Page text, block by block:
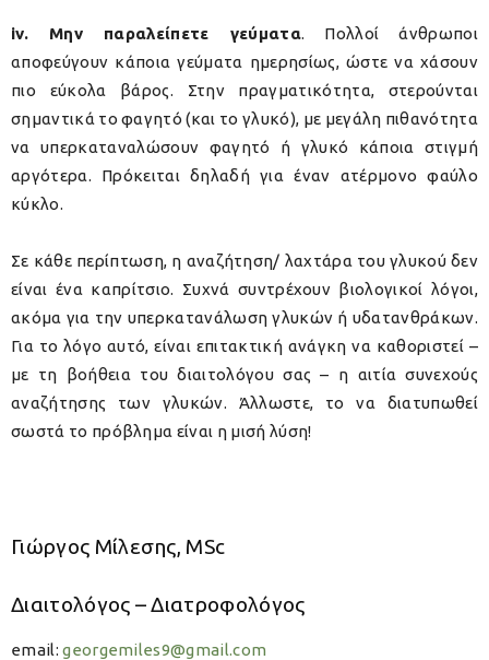
iv. Μην παραλείπετε γεύματα. Πολλοί άνθρωποι
αποφεύγουν κάποια γεύματα ημερησίως, ώστε να χάσουν
πιο εύκολα βάρος. Στην πραγματικότητα, στερούνται
σημαντικά το φαγητό (και το γλυκό), με μεγάλη πιθανότητα
να υπερκαταναλώσουν φαγητό ή γλυκό κάποια στιγμή
αργότερα. Πρόκειται δηλαδή για έναν ατέρμονο φαύλο
κύκλο.
Σε κάθε περίπτωση, η αναζήτηση/ λαχτάρα του γλυκού δεν
είναι ένα καπρίτσιο. Συχνά συντρέχουν βιολογικοί λόγοι,
ακόμα για την υπερκατανάλωση γλυκών ή υδατανθράκων.
Για το λόγο αυτό, είναι επιτακτική ανάγκη να καθοριστεί –
με τη βοήθεια του διαιτολόγου σας – η αιτία συνεχούς
αναζήτησης των γλυκών. Άλλωστε, το να διατυπωθεί
σωστά το πρόβλημα είναι η μισή λύση!
Γιώργος Μίλεσης, MSc
Διαιτολόγος – Διατροφολόγος
email:georgemiles9@gmail.com